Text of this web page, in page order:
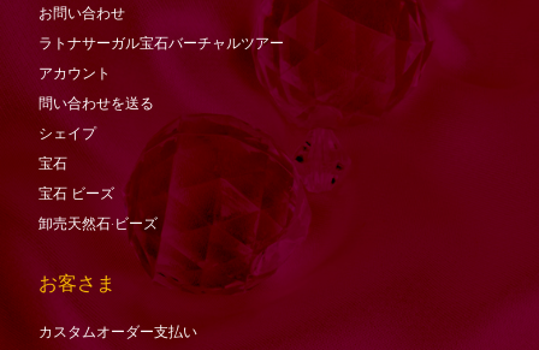
お問い合わせ
ラトナサーガル宝石バーチャ​​ルツアー
アカウント
問い合わせを送る
シェイプ
宝石
宝石 ビーズ
卸売天然石·ビーズ
お客さま
カスタムオーダー支払い